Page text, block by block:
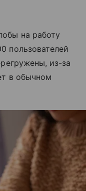
на работу
пользователей
из-за
в обычном